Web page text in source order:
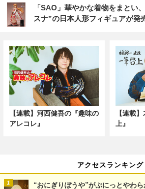
「SAO」華やかな着物をまとい
スナ”の日本人形フィギュアが発
【連載】河西健吾の『趣味の
アレコレ』
【連載
上』
アクセスランキング
“おにぎりぼうや”がぷにっとやわ